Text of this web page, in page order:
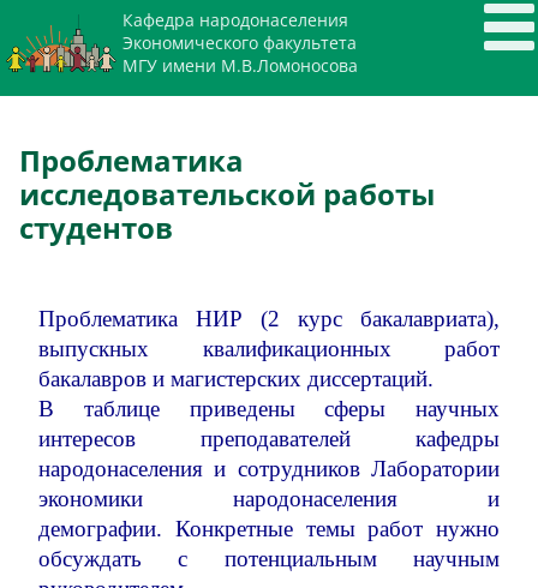
Кафедра народонаселения
Экономического факультета
МГУ имени М.В.Ломоносова
Проблематика
исследовательской работы
студентов
Проблематика НИР (2 курс бакалавриата),
выпускных квалификационных работ
бакалавров и магистерских диссертаций.
В таблице приведены сферы научных
интересов преподавателей кафедры
народонаселения и сотрудников Лаборатории
экономики народонаселения и
демографии. Конкретные темы работ нужно
обсуждать с потенциальным научным